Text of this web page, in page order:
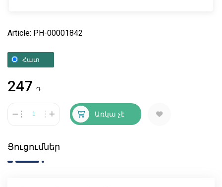
Article: PH-00001842
Հատ
247 ֏
Առկա չէ
Ցուցումներ